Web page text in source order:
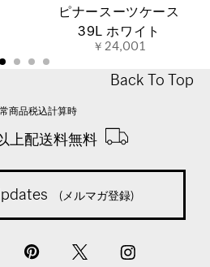
ピナースーツケース
39L ホワイト
￥24,001
Back To Top
商品税込計算時
上配送料無料
(メルマガ登録)